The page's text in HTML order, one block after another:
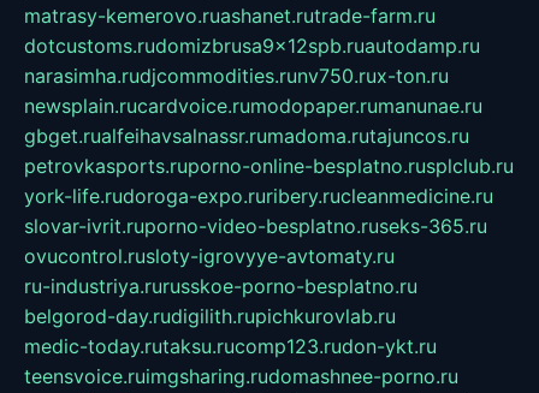
matrasy-kemerovo.ruashanet.rutrade-farm.ru
dotcustoms.rudomizbrusa9x12spb.ruautodamp.ru
narasimha.rudjcommodities.runv750.rux-ton.ru
newsplain.rucardvoice.rumodopaper.rumanunae.ru
gbget.rualfeihavsalnassr.rumadoma.rutajuncos.ru
petrovkasports.ruporno-online-besplatno.rusplclub.ru
york-life.rudoroga-expo.ruribery.rucleanmedicine.ru
slovar-ivrit.ruporno-video-besplatno.ruseks-365.ru
ovucontrol.rusloty-igrovyye-avtomaty.ru
ru-industriya.rurusskoe-porno-besplatno.ru
belgorod-day.rudigilith.rupichkurovlab.ru
medic-today.rutaksu.rucomp123.rudon-ykt.ru
teensvoice.ruimgsharing.rudomashnee-porno.ru